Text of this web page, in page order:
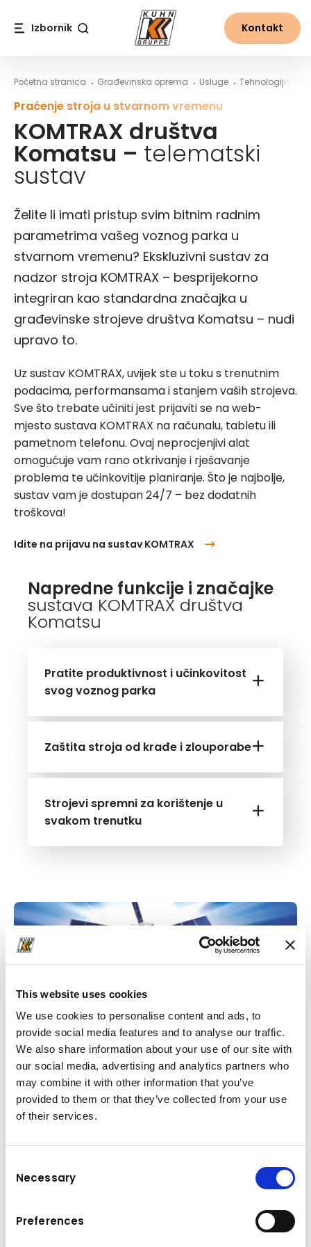
This website uses cookies
We use cookies to personalise content and ads, to
provide social media features and to analyse our traffic.
We also share information about your use of our site with
our social media, advertising and analytics partners who
may combine it with other information that you’ve
provided to them or that they’ve collected from your use
of their services.
Selection
Necessary
Preferences
KOMTRAX društva Komatsu – telematski sustav
Napredne funkcije i značajke sustava KOMTRAX
Izbornik Kontakt
Početna stranica Građevinska oprema Usluge Tehnologija i
Praćenje stroja u stvarnom vremenu
KOMTRAX društva
Komatsu – telematski
sustav
Želite li imati pristup svim bitnim radnim
parametrima vašeg voznog parka u
stvarnom vremenu? Ekskluzivni sustav za
nadzor stroja KOMTRAX – besprijekorno
integriran kao standardna značajka u
građevinske strojeve društva Komatsu – nudi
upravo to.
Uz sustav KOMTRAX, uvijek ste u toku s trenutnim
podacima, performansama i stanjem vaših strojeva.
Sve što trebate učiniti jest prijaviti se na web-
mjesto sustava KOMTRAX na računalu, tabletu ili
pametnom telefonu. Ovaj neprocjenjivi alat
omogućuje vam rano otkrivanje i rješavanje
problema te učinkovitije planiranje. Što je najbolje,
sustav vam je dostupan 24/7 – bez dodatnih
troškova!
Idite na prijavu na sustav KOMTRAX
Napredne funkcije i značajke
sustava KOMTRAX društva
Komatsu
Pratite produktivnost i učinkovitost
svog voznog parka
Zaštita stroja od krađe i zlouporabe
Strojevi spremni za korištenje u
svakom trenutku